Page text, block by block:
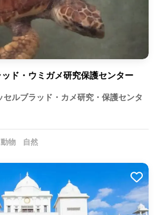
ド・ウミガメ研究保護センター
ルブラッド・カメ研究・保護センタ
動物 自然